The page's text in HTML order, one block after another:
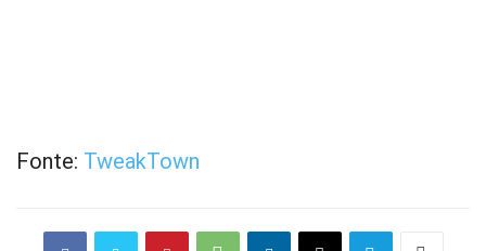
Fonte: TweakTown